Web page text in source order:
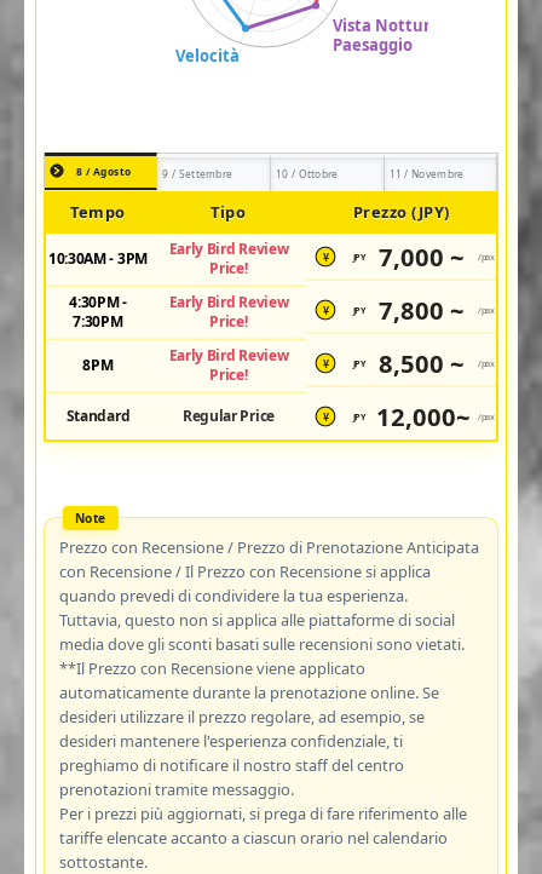
8 / Agosto 9 / Settembre 10 / Ottobre 11 / Novembre
Tempo Tipo Prezzo (JPY)
10:30AM - 3PM
Early Bird Review
Price!
¥ JPY 7,000 ~ /pax
4:30PM -
7:30PM
Early Bird Review
Price!
¥ JPY 7,800 ~ /pax
8PM
Early Bird Review
Price!
¥ JPY 8,500 ~ /pax
Standard Regular Price ¥ JPY 12,000~ /pax
Prezzo con Recensione / Prezzo di Prenotazione Anticipata
con Recensione / Il Prezzo con Recensione si applica
quando prevedi di condividere la tua esperienza.
Tuttavia, questo non si applica alle piattaforme di social
media dove gli sconti basati sulle recensioni sono vietati.
**Il Prezzo con Recensione viene applicato
automaticamente durante la prenotazione online. Se
desideri utilizzare il prezzo regolare, ad esempio, se
desideri mantenere l'esperienza confidenziale, ti
preghiamo di notificare il nostro staff del centro
prenotazioni tramite messaggio.
Per i prezzi più aggiornati, si prega di fare riferimento alle
tariffe elencate accanto a ciascun orario nel calendario
sottostante.